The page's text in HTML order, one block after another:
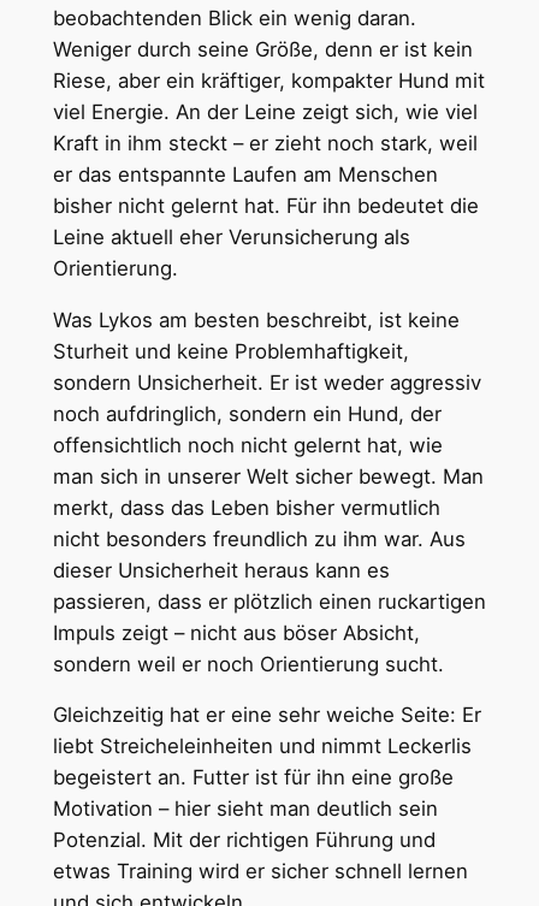
beobachtenden Blick ein wenig daran.
Weniger durch seine Größe, denn er ist kein
Riese, aber ein kräftiger, kompakter Hund mit
viel Energie. An der Leine zeigt sich, wie viel
Kraft in ihm steckt – er zieht noch stark, weil
er das entspannte Laufen am Menschen
bisher nicht gelernt hat. Für ihn bedeutet die
Leine aktuell eher Verunsicherung als
Orientierung.
Was Lykos am besten beschreibt, ist keine
Sturheit und keine Problemhaftigkeit,
sondern Unsicherheit. Er ist weder aggressiv
noch aufdringlich, sondern ein Hund, der
offensichtlich noch nicht gelernt hat, wie
man sich in unserer Welt sicher bewegt. Man
merkt, dass das Leben bisher vermutlich
nicht besonders freundlich zu ihm war. Aus
dieser Unsicherheit heraus kann es
passieren, dass er plötzlich einen ruckartigen
Impuls zeigt – nicht aus böser Absicht,
sondern weil er noch Orientierung sucht.
Gleichzeitig hat er eine sehr weiche Seite: Er
liebt Streicheleinheiten und nimmt Leckerlis
begeistert an. Futter ist für ihn eine große
Motivation – hier sieht man deutlich sein
Potenzial. Mit der richtigen Führung und
etwas Training wird er sicher schnell lernen